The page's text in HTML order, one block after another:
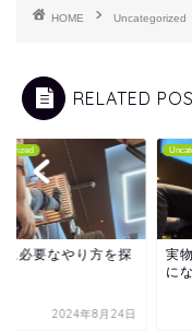
HOME Uncategorized
RELATED
に必要なやり方を探
2024年8月24日
実
に